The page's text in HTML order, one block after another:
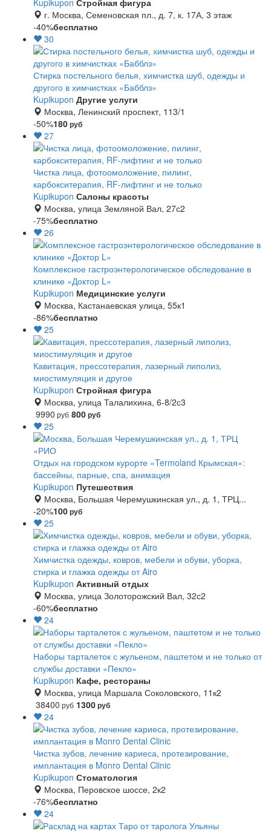
Kupikupon Стройная фигура
г. Москва, Семеновская пл., д. 7, к. 17А, 3 этаж
-40%бесплатно
30
Стирка постельного белья, химчистка шуб, одежды и
другого в химчистках «Бабблз»
Kupikupon Другие услуги
Москва, Ленинский проспект, 113/1
-50%180руб
27
Чистка лица, фотоомоложение, пилинг,
карбокситерапия, RF-лифтинг и не только
Kupikupon Салоны красоты
Москва, улица Земляной Вал, 27с2
-75%бесплатно
26
Комплексное гастроэнтерологическое обследование в
клинике «Доктор L»
Kupikupon Медицинские услуги
Москва, Кастанаевская улица, 55к1
-86%бесплатно
25
Кавитация, прессотерапия, лазерный липолиз,
миостимуляция и другое
Kupikupon Стройная фигура
Москва, улица Талалихина, 6-8/2с3
9990 руб 800руб
25
Отдых на городском курорте «Termoland Крымская»:
бассейны, парные, спа, анимация
Kupikupon Путешествия
Москва, Большая Черемушкинская ул., д. 1, ТРЦ...
-20%100руб
25
Химчистка одежды, ковров, мебели и обуви, уборка,
стирка и глажка одежды от Airo
Kupikupon Активный отдых
Москва, улица Золоторожский Вал, 32с2
-60%бесплатно
24
Наборы тарталеток с жульеном, паштетом и не только от
службы доставки «Пекло»
Kupikupon Кафе, рестораны
Москва, улица Маршала Соколовского, 11к2
38400 руб 1300руб
24
Чистка зубов, лечение кариеса, протезирование,
имплантация в Monro Dental Clinic
Kupikupon Стоматология
Москва, Перовское шоссе, 2к2
-76%бесплатно
24